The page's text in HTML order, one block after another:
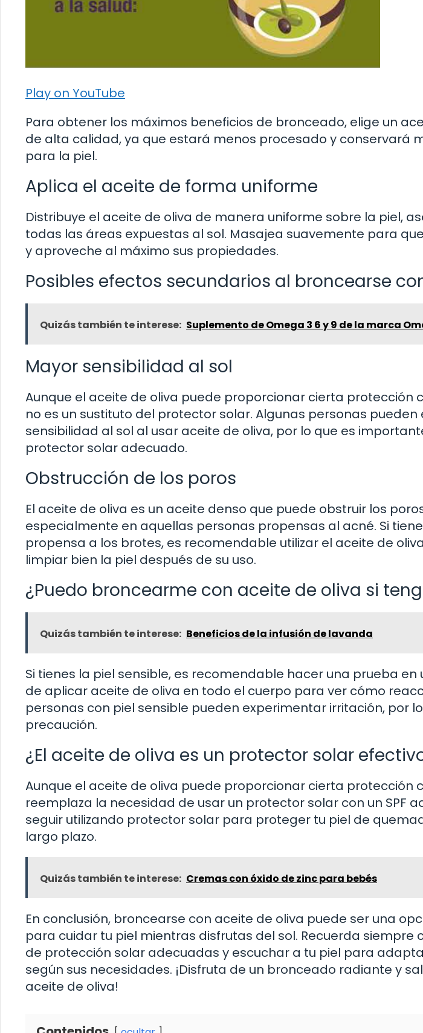
Play on YouTube
Para obtener los máximos beneficios de bronceado, elige un
de alta calidad, ya que estará menos procesado y conservará
para la piel.
Aplica el aceite de forma uniforme
Distribuye el aceite de oliva de manera uniforme sobre la piel,
todas las áreas expuestas al sol. Masajea suavemente para
y aproveche al máximo sus propiedades.
Posibles efectos secundarios al broncearse
Quizás también te interese: Suplemento de Omega 3 6 y 9 de la marca
Mayor sensibilidad al sol
Aunque el aceite de oliva puede proporcionar cierta protección
no es un sustituto del protector solar. Algunas personas
sensibilidad al sol al usar aceite de oliva, por lo que es
protector solar adecuado.
Obstrucción de los poros
El aceite de oliva es un aceite denso que puede obstruir los
especialmente en aquellas personas propensas al acné. Si
propensa a los brotes, es recomendable utilizar el aceite de
limpiar bien la piel después de su uso.
¿Puedo broncearme con aceite de oliva si
Quizás también te interese: Beneficios de la infusión de lavanda
Si tienes la piel sensible, es recomendable hacer una prueba
de aplicar aceite de oliva en todo el cuerpo para ver cómo
personas con piel sensible pueden experimentar irritación, por
precaución.
¿El aceite de oliva es un protector solar
Aunque el aceite de oliva puede proporcionar cierta protección
reemplaza la necesidad de usar un protector solar con un SPF
seguir utilizando protector solar para proteger tu piel de
largo plazo.
Quizás también te interese: Cremas con óxido de zinc para bebés
En conclusión, broncearse con aceite de oliva puede ser una
para cuidar tu piel mientras disfrutas del sol. Recuerda
de protección solar adecuadas y escuchar a tu piel para
según sus necesidades. ¡Disfruta de un bronceado radiante y
aceite de oliva!